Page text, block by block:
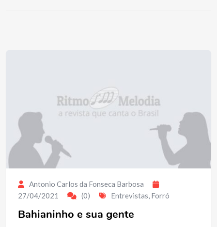
Antonio Carlos da Fonseca Barbosa
27/04/2021
(0) Entrevistas, Forró
Bahianinho e sua gente